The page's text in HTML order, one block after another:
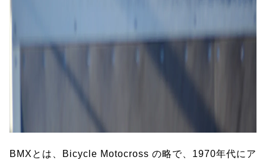
BMXとは、Bicycle Motocross の略で、1970年代にア